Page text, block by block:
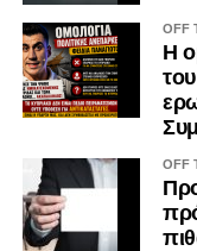
Γιατί κάποιοι
τους.
Και εμείς
τους.
Όχι από μίσος.
Αλλά από χρέος.
OFF
Η
OFF